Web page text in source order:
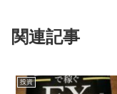
関連記事
投資